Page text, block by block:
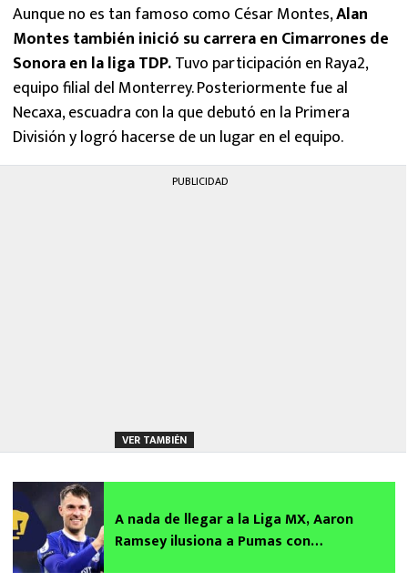
Aunque no es tan famoso como César Montes,Alan
Montes también inició su carrera en Cimarrones de
Sonora en la liga TDP.Tuvo participación en Raya2,
equipo filial del Monterrey. Posteriormente fue al
Necaxa, escuadra con la que debutó en la Primera
División y logró hacerse de un lugar en el equipo.
PUBLICIDAD
VER TAMBIÉN
A nada de llegar a la Liga MX, Aaron
Ramsey ilusiona a Pumas con